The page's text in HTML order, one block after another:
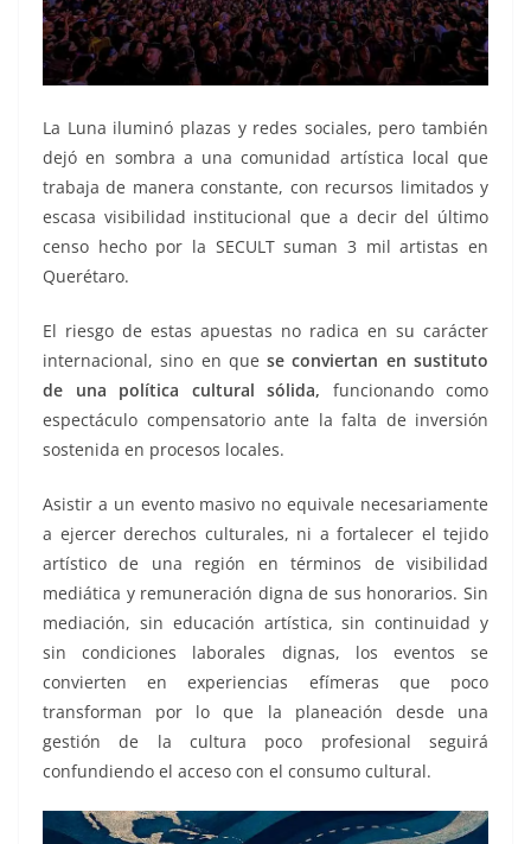
La Luna iluminó plazas y redes sociales, pero también
dejó en sombra a una comunidad artística local que
trabaja de manera constante, con recursos limitados y
escasa visibilidad institucional que a decir del último
censo hecho por la SECULT suman 3 mil artistas en
Querétaro.
El riesgo de estas apuestas no radica en su carácter
internacional, sino en que se conviertan en sustituto
de una política cultural sólida, funcionando como
espectáculo compensatorio ante la falta de inversión
sostenida en procesos locales.
Asistir a un evento masivo no equivale necesariamente
a ejercer derechos culturales, ni a fortalecer el tejido
artístico de una región en términos de visibilidad
mediática y remuneración digna de sus honorarios. Sin
mediación, sin educación artística, sin continuidad y
sin condiciones laborales dignas, los eventos se
convierten en experiencias efímeras que poco
transforman por lo que la planeación desde una
gestión de la cultura poco profesional seguirá
confundiendo el acceso con el consumo cultural.